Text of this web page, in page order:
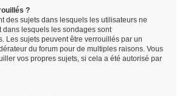
?
des sujets dans lesquels les utilisateurs ne
dans lesquels les sondages sont
Les sujets peuvent être verrouillés par un
du forum pour de multiples raisons. Vous
vos propres sujets, si cela a été autorisé par